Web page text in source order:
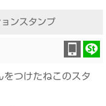
ンスタンプ
をつけたねこのスタ